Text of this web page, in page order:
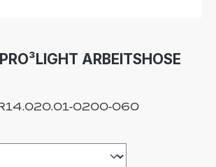
ARBEITSHOSE
0200-060